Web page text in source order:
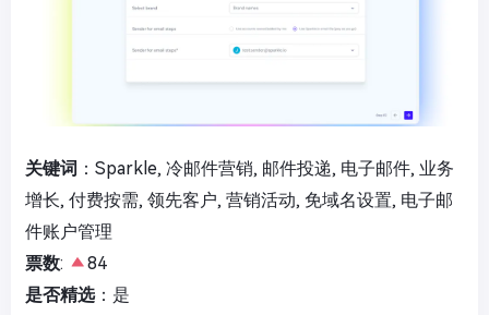
关键词 ：Sparkle, 冷邮件营销, 邮件投递, 电子邮件, 业务
增长, 付费按需, 领先客户, 营销活动, 免域名设置, 电子邮
件账户管理
票数:
84
是否精选：是